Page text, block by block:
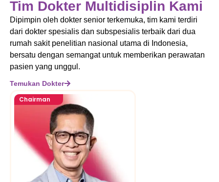
Tim Dokter Multidisiplin Kami
Dipimpin oleh dokter senior terkemuka, tim kami terdiri
dari dokter spesialis dan subspesialis terbaik dari dua
rumah sakit penelitian nasional utama di Indonesia,
bersatu dengan semangat untuk memberikan perawatan
pasien yang unggul.
Temukan Dokter
Chairman